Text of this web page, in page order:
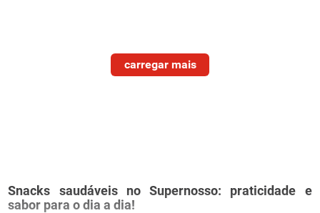
Snacks saudáveis no Supernosso: praticidade e
sabor para o dia a dia!